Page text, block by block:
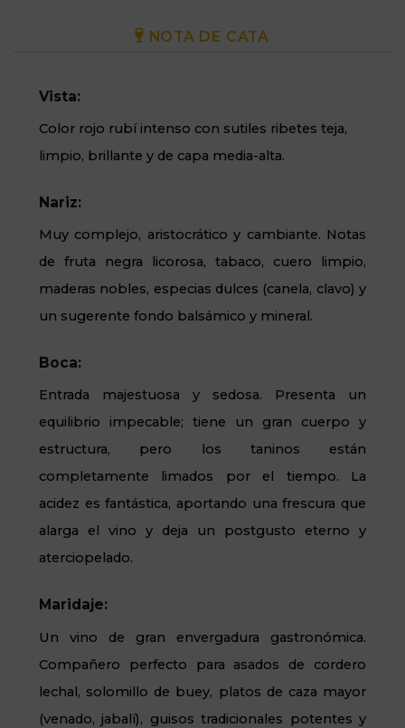
NOTA DE CATA
Vista:
Color rojo rubí intenso con sutiles ribetes teja,
limpio, brillante y de capa media-alta.
Nariz:
Muy complejo, aristocrático y cambiante. Notas
de fruta negra licorosa, tabaco, cuero limpio,
maderas nobles, especias dulces (canela, clavo) y
un sugerente fondo balsámico y mineral.
Boca:
Entrada majestuosa y sedosa. Presenta un
equilibrio impecable; tiene un gran cuerpo y
estructura, pero los taninos están
completamente limados por el tiempo. La
acidez es fantástica, aportando una frescura que
alarga el vino y deja un postgusto eterno y
aterciopelado.
Maridaje:
Un vino de gran envergadura gastronómica.
Compañero perfecto para asados de cordero
lechal, solomillo de buey, platos de caza mayor
(venado, jabalí), guisos tradicionales potentes y